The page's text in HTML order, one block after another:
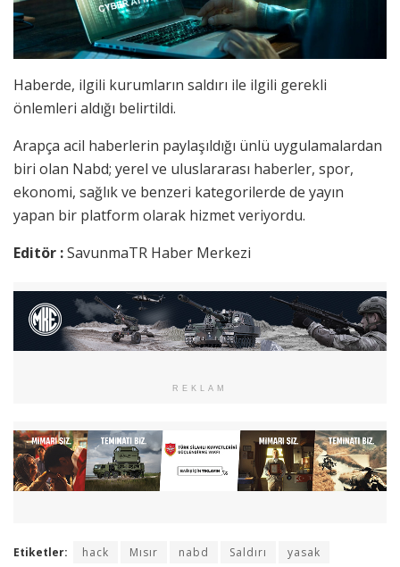
Haberde, ilgili kurumların saldırı ile ilgili gerekli
önlemleri aldığı belirtildi.
Arapça acil haberlerin paylaşıldığı ünlü uygulamalardan
biri olan Nabd; yerel ve uluslararası haberler, spor,
ekonomi, sağlık ve benzeri kategorilerde de yayın
yapan bir platform olarak hizmet veriyordu.
Editör :SavunmaTR Haber Merkezi
REKLAM
Etiketler: hack Mısır nabd Saldırı yasak